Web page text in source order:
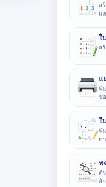
ส
แ
ใ
ส
แ
พิ
ช่
ใ
พิ
ต
พ
ค้
อั